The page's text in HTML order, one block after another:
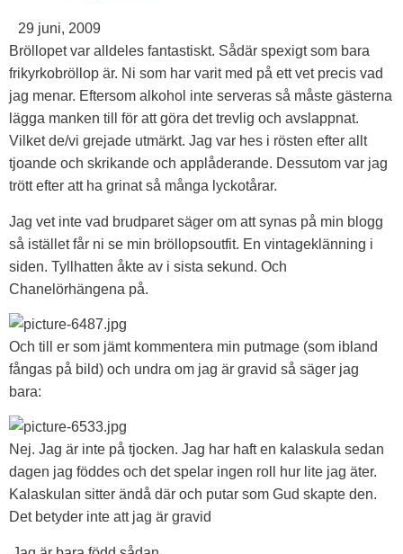
29 juni, 2009
Bröllopet var alldeles fantastiskt. Sådär spexigt som bara
frikyrkobröllop är. Ni som har varit med på ett vet precis vad
jag menar. Eftersom alkohol inte serveras så måste gästerna
lägga manken till för att göra det trevlig och avslappnat.
Vilket de/vi grejade utmärkt. Jag var hes i rösten efter allt
tjoande och skrikande och applåderande. Dessutom var jag
trött efter att ha grinat så många lyckotårar.
Jag vet inte vad brudparet säger om att synas på min blogg
så istället får ni se min bröllopsoutfit. En vintageklänning i
siden. Tyllhatten åkte av i sista sekund. Och
Chanelörhängena på.
Och till er som jämt kommentera min putmage (som ibland
fångas på bild) och undra om jag är gravid så säger jag
bara:
Nej. Jag är inte på tjocken. Jag har haft en kalaskula sedan
dagen jag föddes och det spelar ingen roll hur lite jag äter.
Kalaskulan sitter ändå där och putar som Gud skapte den.
Det betyder inte att jag är gravid